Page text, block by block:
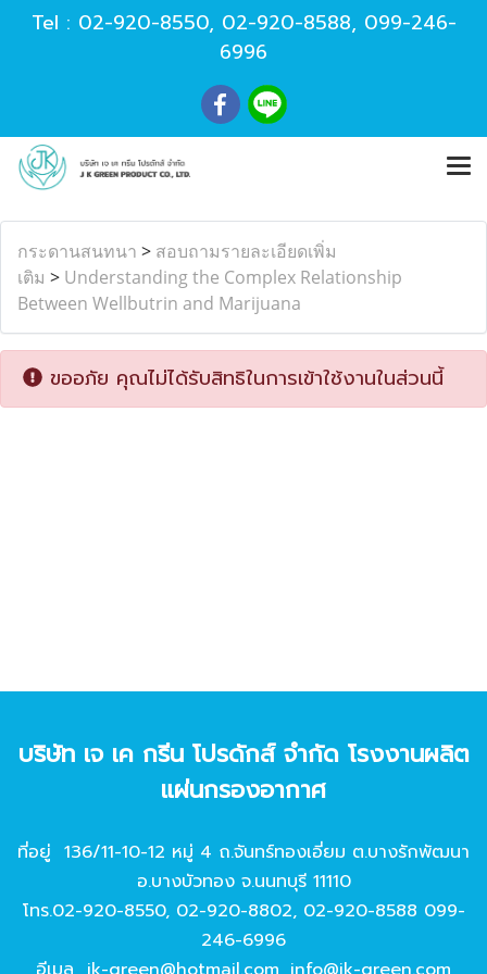
Tel : 02-920-8550, 02-920-8588, 099-246-
6996
กระดานสนทนา > สอบถามรายละเอียดเพิ่ม
เติม > Understanding the Complex Relationship
Between Wellbutrin and Marijuana
ขออภัย คุณไม่ได้รับสิทธิในการเข้าใช้งานในส่วนนี้
บริษัท เจ เค กรีน โปรดักส์ จํากัด โรงงานผลิต
แผ่นกรองอากาศ
ที่อยู่ 136/11-10-12 หมู่ 4 ถ.จันทร์ทองเอี่ยม ต.บางรักพัฒนา
อ.บางบัวทอง จ.นนทบุรี 11110
โทร.02-920-8550, 02-920-8802, 02-920-8588 099-
246-6996